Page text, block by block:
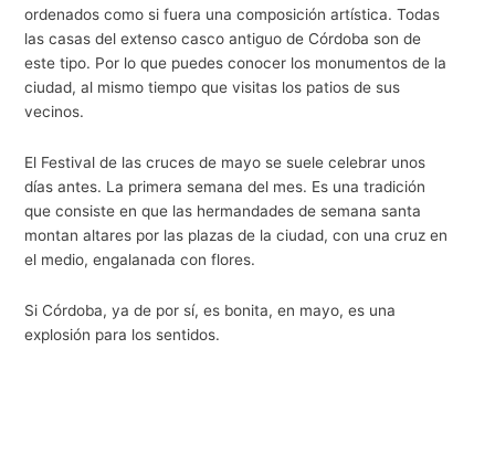
ordenados como si fuera una composición artística. Todas
las casas del extenso casco antiguo de Córdoba son de
este tipo. Por lo que puedes conocer los monumentos de la
ciudad, al mismo tiempo que visitas los patios de sus
vecinos.
El Festival de las cruces de mayo se suele celebrar unos
días antes. La primera semana del mes. Es una tradición
que consiste en que las hermandades de semana santa
montan altares por las plazas de la ciudad, con una cruz en
el medio, engalanada con flores.
Si Córdoba, ya de por sí, es bonita, en mayo, es una
explosión para los sentidos.